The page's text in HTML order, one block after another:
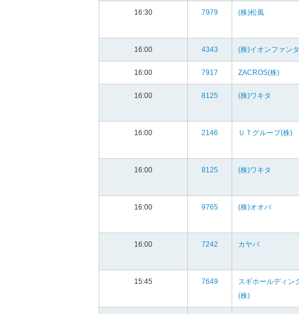
16:30 7979 (株)松風
16:00 4343 (株)イオンファン
16:00 7917 ZACROS(株)
16:00 8125 (株)ワキタ
16:00 2146 ＵＴグループ(株)
16:00 8125 (株)ワキタ
16:00 9765 (株)オオバ
16:00 7242 カヤバ
15:45 7649
スギホールディン
(株)